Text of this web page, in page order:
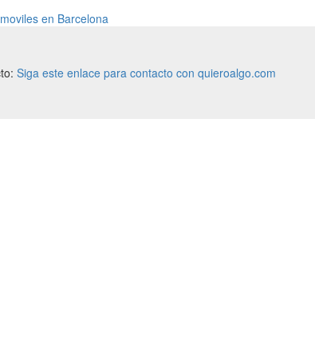
en Barcelona
Siga este enlace para contacto con quieroalgo.com